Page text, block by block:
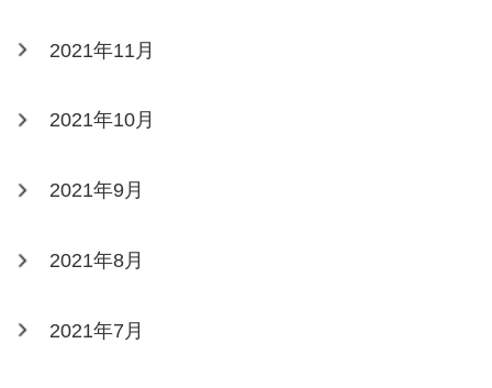
2021年11月
2021年10月
2021年9月
2021年8月
2021年7月